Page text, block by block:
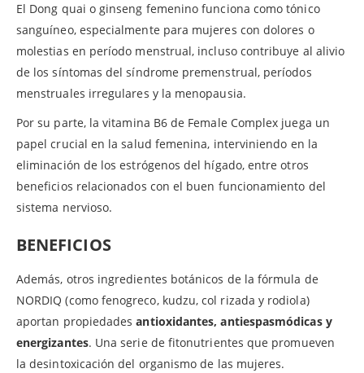
El Dong quai o ginseng femenino funciona como tónico
sanguíneo, especialmente para mujeres con dolores o
molestias en período menstrual, incluso contribuye al alivio
de los síntomas del síndrome premenstrual, períodos
menstruales irregulares y la menopausia.
Por su parte, la vitamina B6 de Female Complex juega un
papel crucial en la salud femenina, interviniendo en la
eliminación de los estrógenos del hígado, entre otros
beneficios relacionados con el buen funcionamiento del
sistema nervioso.
BENEFICIOS
Además, otros ingredientes botánicos de la fórmula de
NORDIQ (como fenogreco, kudzu, col rizada y rodiola)
aportan propiedadesantioxidantes, antiespasmódicas y
energizantes. Una serie de fitonutrientes que promueven
la desintoxicación del organismo de las mujeres.